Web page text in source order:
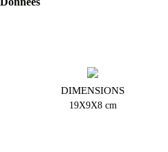
DIMENSIONS
19X9X8 cm